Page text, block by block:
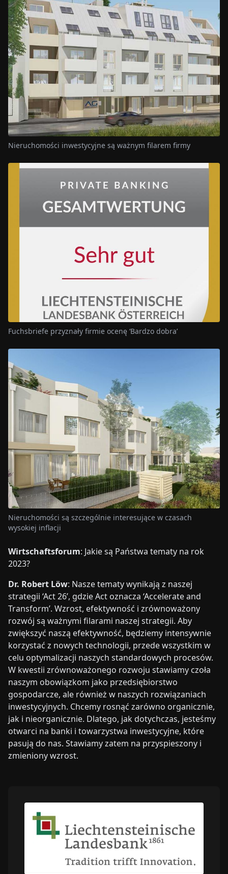
Nieruchomości inwestycyjne są ważnym filarem firmy
Fuchsbriefe przyznały firmie ocenę ‘Bardzo dobra’
Nieruchomości są szczególnie interesujące w czasach
wysokiej inflacji
Wirtschaftsforum: Jakie są Państwa tematy na rok
2023?
Dr. Robert Löw: Nasze tematy wynikają z naszej
strategii ‘Act 26’, gdzie Act oznacza ‘Accelerate and
Transform’. Wzrost, efektywność i zrównoważony
rozwój są ważnymi filarami naszej strategii. Aby
zwiększyć naszą efektywność, będziemy intensywnie
korzystać z nowych technologii, przede wszystkim w
celu optymalizacji naszych standardowych procesów.
W kwestii zrównoważonego rozwoju stawiamy czoła
naszym obowiązkom jako przedsiębiorstwo
gospodarcze, ale również w naszych rozwiązaniach
inwestycyjnych. Chcemy rosnąć zarówno organicznie,
jak i nieorganicznie. Dlatego, jak dotychczas, jesteśmy
otwarci na banki i towarzystwa inwestycyjne, które
pasują do nas. Stawiamy zatem na przyspieszony i
zmieniony wzrost.